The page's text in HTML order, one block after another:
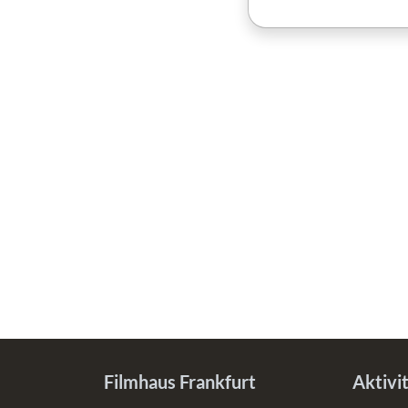
Filmhaus Frankfurt